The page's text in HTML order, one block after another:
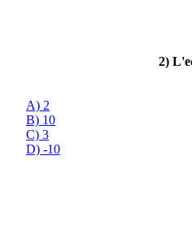
2)
A) 2
B) 10
C) 3
D) -10